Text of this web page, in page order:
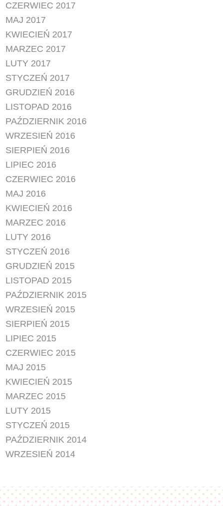
CZERWIEC 2017
MAJ 2017
KWIECIEŃ 2017
MARZEC 2017
LUTY 2017
STYCZEŃ 2017
GRUDZIEŃ 2016
LISTOPAD 2016
PAŹDZIERNIK 2016
WRZESIEŃ 2016
SIERPIEŃ 2016
LIPIEC 2016
CZERWIEC 2016
MAJ 2016
KWIECIEŃ 2016
MARZEC 2016
LUTY 2016
STYCZEŃ 2016
GRUDZIEŃ 2015
LISTOPAD 2015
PAŹDZIERNIK 2015
WRZESIEŃ 2015
SIERPIEŃ 2015
LIPIEC 2015
CZERWIEC 2015
MAJ 2015
KWIECIEŃ 2015
MARZEC 2015
LUTY 2015
STYCZEŃ 2015
PAŹDZIERNIK 2014
WRZESIEŃ 2014